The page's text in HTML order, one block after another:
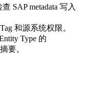
SAP metadata 写入
和源系统权限。
Type 的
要。